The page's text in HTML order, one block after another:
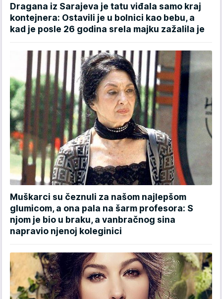
Dragana iz Sarajeva je tatu viđala samo kraj
kontejnera: Ostavili je u bolnici kao bebu, a
kad je posle 26 godina srela majku zažalila je
Muškarci su čeznuli za našom najlepšom
glumicom, a ona pala na šarm profesora: S
njom je bio u braku, a vanbračnog sina
napravio njenoj koleginici